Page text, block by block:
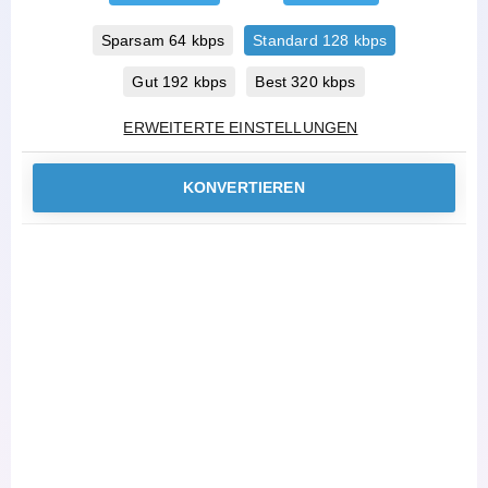
Sparsam 64 kbps Standard 128 kbps
Gut 192 kbps Best 320 kbps
ERWEITERTE EINSTELLUNGEN
KONVERTIEREN